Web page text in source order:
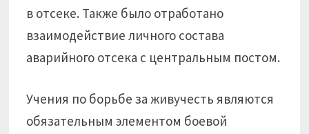
в отсеке. Также было отработано
взаимодействие личного состава
аварийного отсека с центральным постом.
Учения по борьбе за живучесть являются
обязательным элементом боевой